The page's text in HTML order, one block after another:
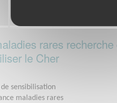
rares
le Cher
sensibilisation
maladies rares